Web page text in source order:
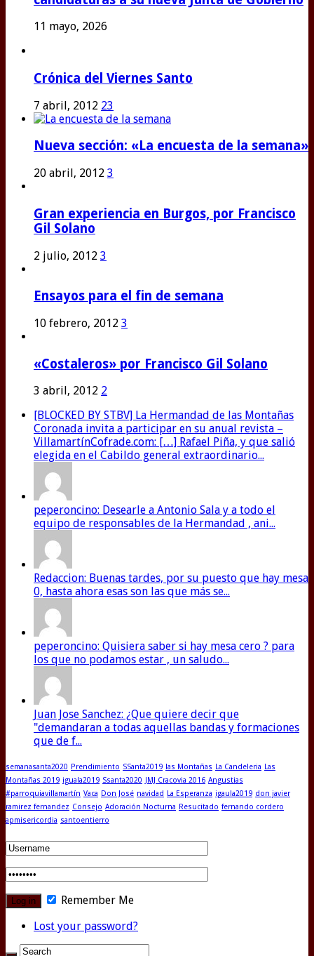
11 mayo, 2026
Crónica del Viernes Santo
7 abril, 2012 23
Nueva sección: «La encuesta de la semana»
20 abril, 2012 3
Gran experiencia en Burgos, por Francisco
Gil Solano
2 julio, 2012 3
Ensayos para el fin de semana
10 febrero, 2012 3
«Costaleros» por Francisco Gil Solano
3 abril, 2012 2
[BLOCKED BY STBV] La Hermandad de las Montañas
Coronada invita a participar en su anual revista –
VillamartínCofrade.com: […] Rafael Piña, y que salió
elegida en el Cabildo general extraordinario...
peperoncino: Desearle a Antonio Sala y a todo el
equipo de responsables de la Hermandad , ani...
Redaccion: Buenas tardes, por su puesto que hay mesa
0, hasta ahora esas son las que más se...
peperoncino: Quisiera saber si hay mesa cero ? para
los que no podamos estar , un saludo...
Juan Jose Sanchez: ¿Que quiere decir que
"demandaran a todas aquellas bandas y formaciones
que de f...
semanasanta2020 Prendimiento SSanta2019 las Montañas La Candeleria Las
Montañas 2019 iguala2019 Ssanta2020 JMJ Cracovia 2016 Angustias
#parroquiavillamartín Vaca Don José navidad La Esperanza igaula2019 don javier
ramirez fernandez Consejo Adoración Nocturna Resucitado fernando cordero
apmisericordia santoentierro
Remember Me
Lost your password?